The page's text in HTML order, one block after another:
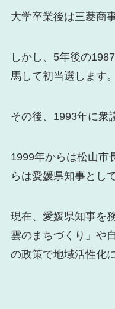
大学卒業後は三菱商
しかし、5年後の
馬して初当選します。
その後、1993年に衆
1999年からは松山市
らは愛媛県知事とし
現在、愛媛県知事を
雲のまちづくり」や
の政策で地域活性化